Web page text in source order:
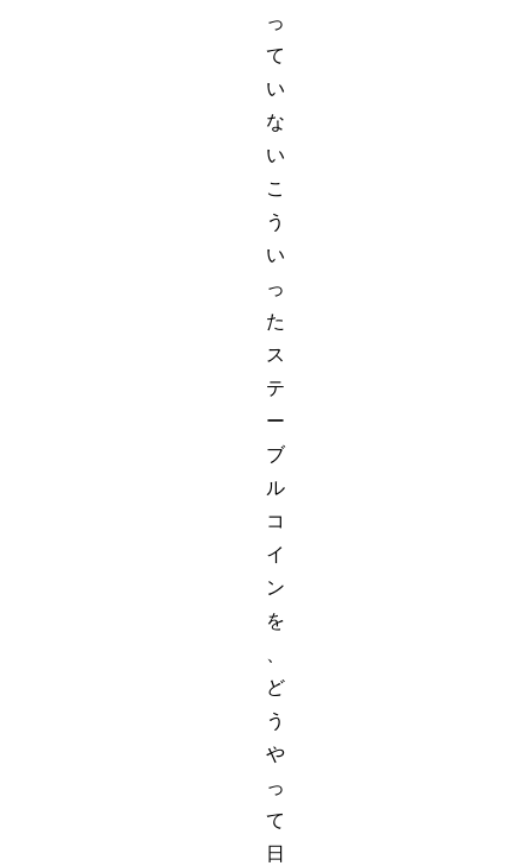
っ
て
い
な
い
こ
う
い
っ
た
ス
テ
ー
ブ
ル
コ
イ
ン
を
ど
う
や
っ
て
日